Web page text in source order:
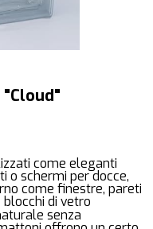
come eleganti
o schermi per docce,
come finestre, pareti
blocchi di vetro
senza